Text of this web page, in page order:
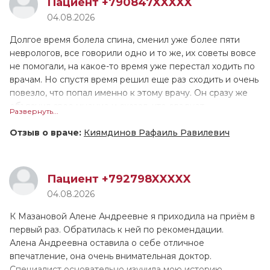
дополнительно сделала ЭКГ. Приём длился больше часа,
ещё ни 1 врач не принимал меня настолько долго!
Валентина Геннадьевна назначила лечение, и сейчас мы
поддерживаем связь, контролируем моё состояние.
Причём она не только подробно расписала как
принимать препараты, но и устно всё проговорила. У
меня довольно сложный, не рядовой случай, поэтому
ритм пока не восстановился, но мы надеемся, что всё
наладится. Если это лечение не поможет, в августе
снова обращусь к В.Г. Тарасовой.
04.08.2026
Долгое время болела спина, сменил уже более пяти
неврологов, все говорили одно и то же, их советы вовсе
не помогали, на какое-то время уже перестал ходить по
врачам. Но спустя время решил еще раз сходить и очень
повезло, что попал именно к этому врачу. Он сразу же
объяснил свое мнение и сказал, что следует
себя я выявил, что иглоукалывание мне очень подошло,
Развернуть...
Отзыв о враче: Киямдинов Рафаиль Равилевич
Пациент +792798XXXXX
04.08.2026
К Мазановой Алене Андреевне я приходила на приём в
первый раз. Обратилась к ней по рекомендации.
Алена Андреевна оставила о себе отличное
впечатление, она очень внимательная доктор.